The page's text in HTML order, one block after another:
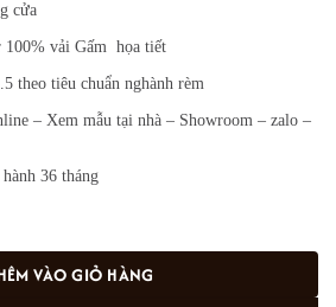
cửa
vải Gấm họa tiết
theo tiêu chuẩn nghành rèm
– Xem mẫu tại nhà – Showroom – zalo –
36 tháng
VÀO GIỎ HÀNG